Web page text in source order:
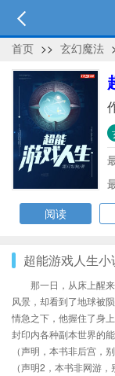
首页 >> 玄幻魔法
阅读
超能游戏人生小
那一日，从床上醒
风景，却看到了地球被
情急之下，他握住了身
封印内各种副本世界的
（声明，本书非后宫，
（声明2，本书非网游，